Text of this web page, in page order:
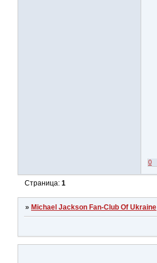
0
Страница:1
» Michael Jackson Fan-Club Of Ukraine